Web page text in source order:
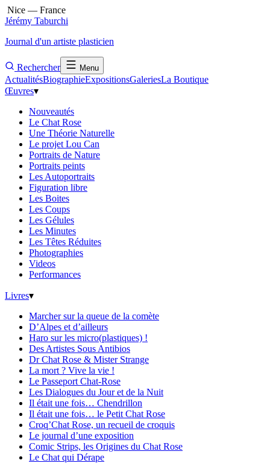
Nice — France
Jérémy Taburchi
Journal d'un artiste plasticien
Rechercher Menu
ActualitésBiographieExpositionsGaleriesLa Boutique
Œuvres▾
Nouveautés
Le Chat Rose
Une Théorie Naturelle
Le projet Lou Can
Portraits de Nature
Portraits peints
Les Autoportraits
Figuration libre
Les Boites
Les Coups
Les Gélules
Les Minutes
Les Têtes Réduites
Photographies
Videos
Performances
Livres▾
Marcher sur la queue de la comète
D’Alpes et d’ailleurs
Haro sur les micro(plastiques) !
Des Artistes Sous Antibios
Dr Chat Rose & Mister Strange
La mort ? Vive la vie !
Le Passeport Chat-Rose
Les Dialogues du Jour et de la Nuit
Il était une fois… Chendrillon
Il était une fois… le Petit Chat Rose
Croq’Chat Rose, un recueil de croquis
Le journal d’une exposition
Comic Strips, les Origines du Chat Rose
Le Chat qui Dérape